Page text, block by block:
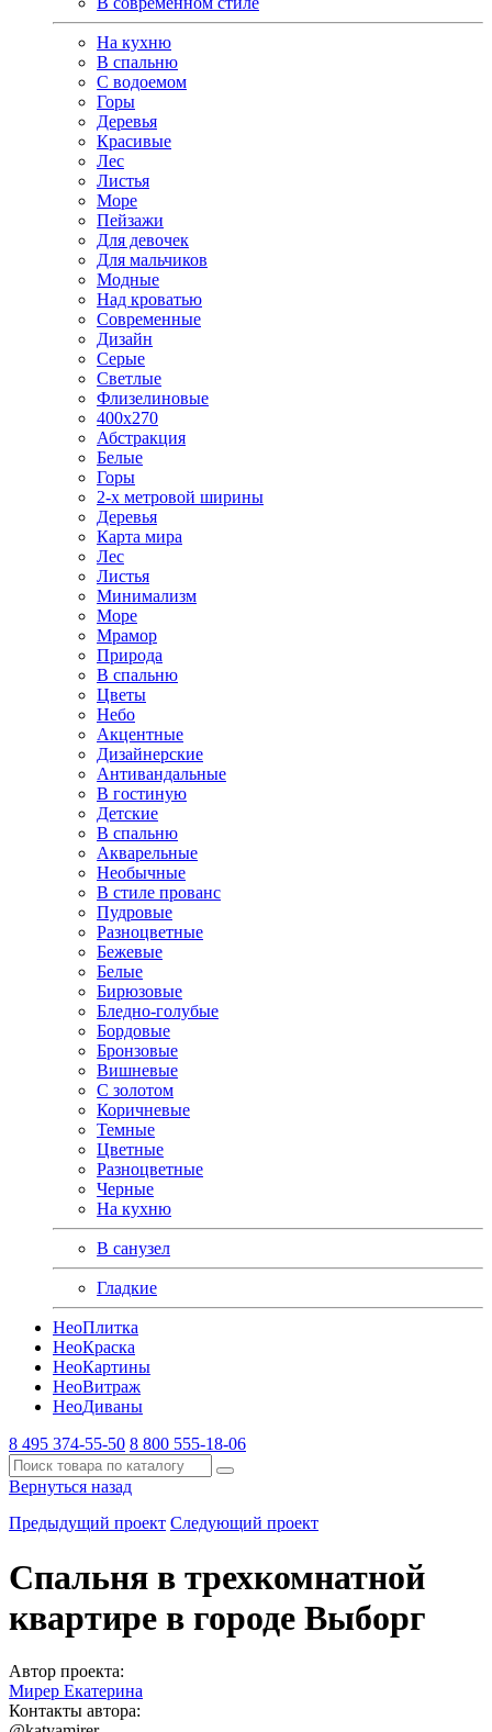
На кухню
В спальню
С водоемом
Горы
Деревья
Красивые
Лес
Листья
Море
Пейзажи
Для девочек
Для мальчиков
Модные
Над кроватью
Современные
Дизайн
Серые
Светлые
Флизелиновые
400х270
Абстракция
Белые
Горы
2-х метровой ширины
Деревья
Карта мира
Лес
Листья
Минимализм
Море
Мрамор
Природа
В спальню
Цветы
Небо
Акцентные
Дизайнерские
Антивандальные
В гостиную
Детские
В спальню
Акварельные
Необычные
В стиле прованс
Пудровые
Разноцветные
Бежевые
Белые
Бирюзовые
Бледно-голубые
Бордовые
Бронзовые
Вишневые
С золотом
Коричневые
Темные
Цветные
Разноцветные
Черные
На кухню
В санузел
Гладкие
НеоПлитка
НеоКраска
НеоКартины
НеоВитраж
НеоДиваны
8 495 374-55-50 8 800 555-18-06
Вернуться назад
Предыдущий проект Следующий проект
Спальня в трехкомнатной
квартире в городе Выборг
Автор проекта:
Мирер Екатерина
Контакты автора: